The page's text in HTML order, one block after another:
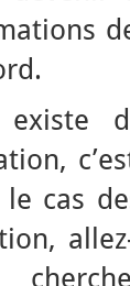
le cas